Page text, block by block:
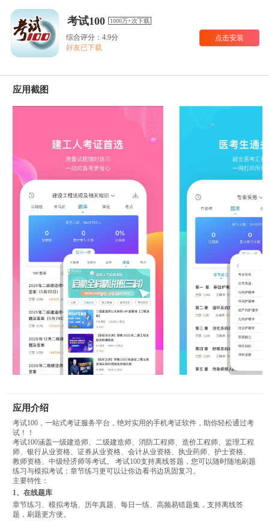
考试100 1000万+次下载
综合评分：4.9分
好友已下载
点击安装
应用截图
应用介绍
考试100，一站式考证服务平台，绝对实用的手机考证软件，助你轻松通过考
试！！
考试100涵盖一级建造师、二级建造师、消防工程师、造价工程师、监理工程
师、银行从业资格、证券从业资格、会计从业资格、执业药师、护士资格、
教师资格、中级经济师等考试。 考试100支持离线答题，您可以随时随地刷题
练习与模拟考试；章节练习更可以让你边看书边巩固复习。
主要特性：
1、在线题库
章节练习、模拟考场、历年真题、每日一练、高频易错题集，支持离线答
题，刷题更方便。